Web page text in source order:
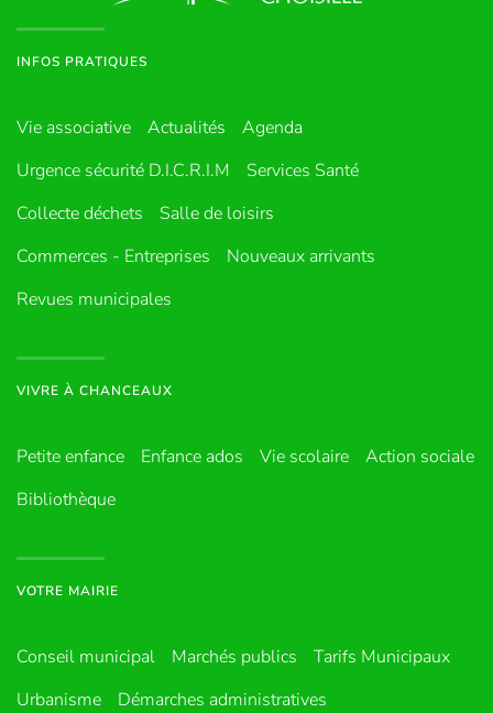
INFOS PRATIQUES
Vie associative Actualités
Agenda
Urgence sécurité D.I.C.R.I.M
Services Santé
Collecte déchets
Salle de loisirs
Commerces - Entreprises
Nouveaux arrivants
Revues municipales
VIVRE À CHANCEAUX
Petite enfance Enfance ados Vie scolaire
Action sociale
Bibliothèque
VOTRE MAIRIE
Conseil municipal Marchés publics
Tarifs Municipaux
Urbanisme
Démarches administratives